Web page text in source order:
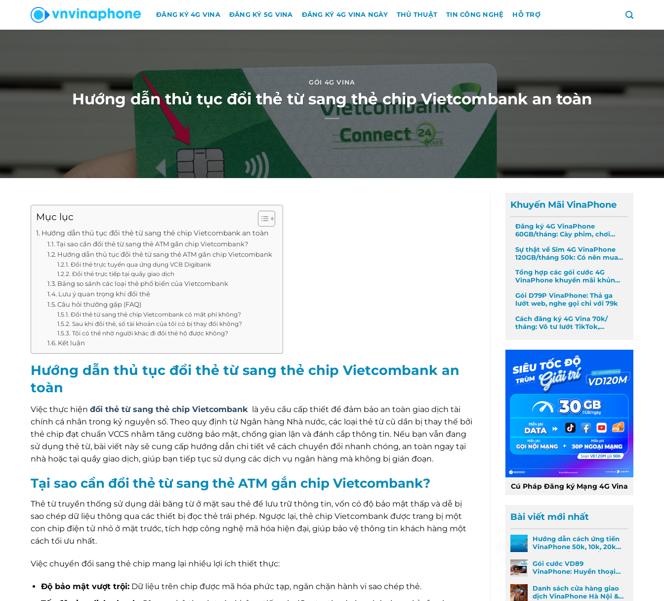
nội
ĐĂNG KÝ 4G VINA ĐĂNG KÝ 5G VINA ĐĂNG KÝ 4G VINA NGÀY THỦ THUẬT TIN CÔNG NGHỆ HỖ TRỢ
GÓI 4G VINA
Hướng dẫn thủ tục đổi thẻ từ sang thẻ chip Vietcombank an toàn
Mục lục
Hướng dẫn thủ tục đổi thẻ từ sang thẻ chip Vietcombank an toàn
Tại sao cần đổi thẻ từ sang thẻ ATM gắn chip Vietcombank?
Hướng dẫn thủ tục đổi thẻ từ sang thẻ ATM gắn chip Vietcombank
Đổi thẻ trực tuyến qua ứng dụng VCB Digibank
Đổi thẻ trực tiếp tại quầy giao dịch
Bảng so sánh các loại thẻ phổ biến của Vietcombank
Lưu ý quan trọng khi đổi thẻ
Câu hỏi thường gặp (FAQ)
Đổi thẻ từ sang thẻ chip Vietcombank có mất phí không?
Sau khi đổi thẻ, số tài khoản của tôi có bị thay đổi không?
Tôi có thể nhờ người khác đi đổi thẻ hộ được không?
Kết luận
Hướng dẫn thủ tục đổi thẻ từ sang thẻ chip Vietcombank an
toàn
Việc thực hiện đổi thẻ từ sang thẻ chip Vietcombank là yêu cầu cấp thiết để đảm bảo an toàn giao dịch tài
chính cá nhân trong kỷ nguyên số. Theo quy định từ Ngân hàng Nhà nước, các loại thẻ từ cũ dần bị thay thế bởi
thẻ chip đạt chuẩn VCCS nhằm tăng cường bảo mật, chống gian lận và đánh cắp thông tin. Nếu bạn vẫn đang
sử dụng thẻ từ, bài viết này sẽ cung cấp hướng dẫn chi tiết về cách chuyển đổi nhanh chóng, an toàn ngay tại
nhà hoặc tại quầy giao dịch, giúp bạn tiếp tục sử dụng các dịch vụ ngân hàng mà không bị gián đoạn.
Tại sao cần đổi thẻ từ sang thẻ ATM gắn chip Vietcombank?
Thẻ từ truyền thống sử dụng dải băng từ ở mặt sau thẻ để lưu trữ thông tin, vốn có độ bảo mật thấp và dễ bị
sao chép dữ liệu thông qua các thiết bị đọc thẻ trái phép. Ngược lại, thẻ chip Vietcombank được trang bị một
con chip điện tử nhỏ ở mặt trước, tích hợp công nghệ mã hóa hiện đại, giúp bảo vệ thông tin khách hàng một
cách tối ưu nhất.
Việc chuyển đổi sang thẻ chip mang lại nhiều lợi ích thiết thực:
Độ bảo mật vượt trội:Dữ liệu trên chip được mã hóa phức tạp, ngăn chặn hành vi sao chép thẻ.
Khuyến Mãi VinaPhone
Đăng ký 4G VinaPhone
60GB/tháng: Cày phim, chơi
Sự thật về Sim 4G VinaPhone
120GB/tháng 50k: Có nên mua
Tổng hợp các gói cước 4G
VinaPhone khuyến mãi khủng
Gói D79P VinaPhone: Thả ga
lướt web, nghe gọi chỉ với 79k
Cách đăng ký 4G Vina 70k/
tháng: Vô tư lướt TikTok,
Cú Pháp Đăng ký Mạng 4G Vina
Bài viết mới nhất
Hướng dẫn cách ứng tiền
VinaPhone 50k, 10k, 20k
nhanh nhất khi khẩn cấp
Gói cước VD89
VinaPhone: Huyền thoại
Data & Gọi thoại đã trở lại
Danh sách cửa hàng giao
dịch VinaPhone Hà Nội &